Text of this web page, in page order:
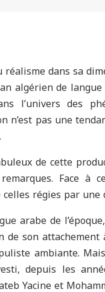
dans sa
algérien de
l’univers des
n’est pas une
de cette
Face
régies par
arabe de
de son
ambiante.
depuis les
Yacine et